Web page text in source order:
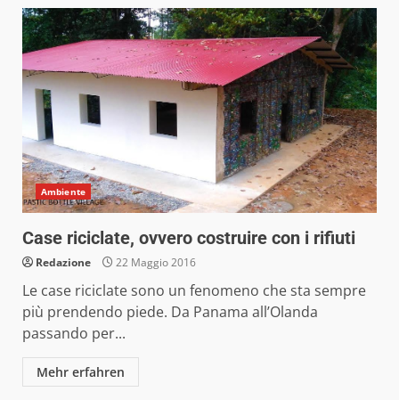
Ambiente
Case riciclate, ovvero costruire con i rifiuti
Redazione 22 Maggio 2016
Le case riciclate sono un fenomeno che sta sempre
più prendendo piede. Da Panama all’Olanda
passando per...
Mehr erfahren